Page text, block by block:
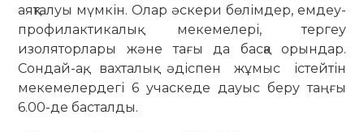
аяқталуы мүмкін. Олар әскери бөлімдер, емдеу-
профилактикалық мекемелері, тергеу
изоляторлары және тағы да басқа орындар.
Сондай-ақ, вахталық әдіспен жұмыс істейтін
мекемелердегі 6 учаскеде дауыс беру таңғы
6.00-де басталды.